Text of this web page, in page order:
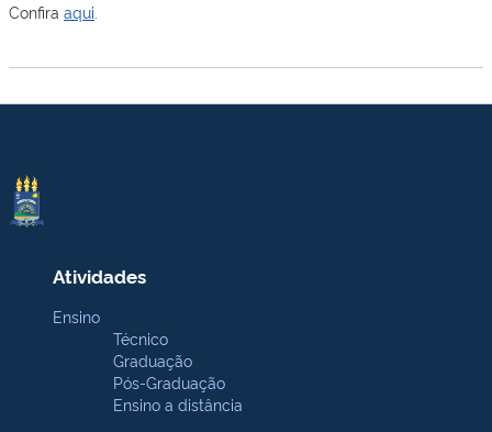
Confira aqui
Atividades
Ensino
Técnico
Graduação
Pós-Graduação
Ensino a distância